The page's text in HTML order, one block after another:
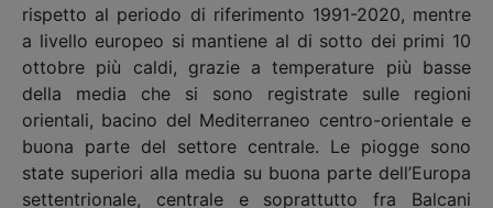
rispetto al periodo di riferimento 1991-2020, mentre
a livello europeo si mantiene al di sotto dei primi 10
ottobre più caldi, grazie a temperature più basse
della media che si sono registrate sulle regioni
orientali, bacino del Mediterraneo centro-orientale e
buona parte del settore centrale. Le piogge sono
state superiori alla media su buona parte dell’Europa
settentrionale, centrale e soprattutto fra Balcani